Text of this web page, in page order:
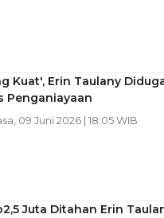
Kuat', Erin Taulany
Penganiayaan
09 Juni 2026 | 18:05 WIB
Juta Ditahan Erin